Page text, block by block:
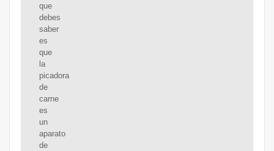
que
debes
saber
es
que
la
picadora
de
carne
es
un
aparato
de